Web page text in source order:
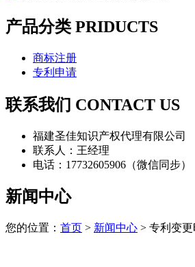
产品分类 PRIDUCTS
商标注册
专利申请
联系我们 CONTACT US
福建圣佳知识产权代理有限公司
联系人：王经理
电话：17732605906（微信同步）
新闻中心
您的位置： 首页 > 新闻中心 > 专利变